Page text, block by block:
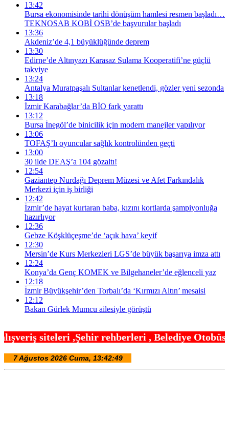
13:42
Bursa ekonomisinde tarihi dönüşüm hamlesi resmen başladı…
TEKNOSAB KOBİ OSB’de başvurular başladı
13:36
Akdeniz’de 4,1 büyüklüğünde deprem
13:30
Edirne’de Altınyazı Karasaz Sulama Kooperatifi’ne güçlü
takviye
13:24
Antalya Muratpaşalı Sultanlar kenetlendi, gözler yeni sezonda
13:18
İzmir Karabağlar’da BİO fark yarattı
13:12
Bursa İnegöl’de binicilik için modern manejler yapılıyor
13:06
TOFAŞ’lı oyuncular sağlık kontrolünden geçti
13:00
30 ilde DEAŞ’a 104 gözaltı!
12:54
Gaziantep Nurdağı Deprem Müzesi ve Afet Farkındalık
Merkezi için iş birliği
12:42
İzmir’de hayat kurtaran baba, kızını kortlarda şampiyonluğa
hazırlıyor
12:36
Gebze Köşklüçeşme’de ‘açık hava’ keyif
12:30
Mersin’de Kurs Merkezleri LGS’de büyük başarıya imza attı
12:24
Konya’da Genç KOMEK ve Bilgehaneler’de eğlenceli yaz
12:18
İzmir Büyükşehir’den Torbalı’da ‘Kırmızı Altın’ mesaisi
12:12
Bakan Gürlek Mumcu ailesiyle görüştü
,Şehir rehberleri , Belediye